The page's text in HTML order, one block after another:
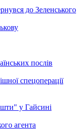
до Зеленського
послів
спецоперації
у Гайсині
агента